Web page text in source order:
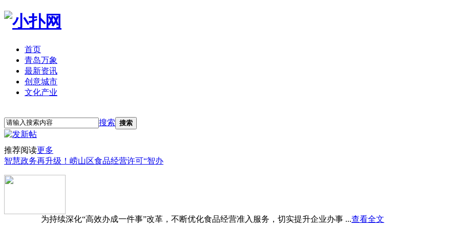
首页
青岛万象
最新资讯
创意城市
文化产业
搜索 搜索
推荐阅读更多
智慧政务再升级！崂山区食品经营许可“智办
为持续深化“高效办成一件事”改革，不断优化食品经营准入服务，切实提升企业办事 ...查看全文